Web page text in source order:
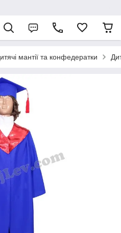
мантії та конфедератки